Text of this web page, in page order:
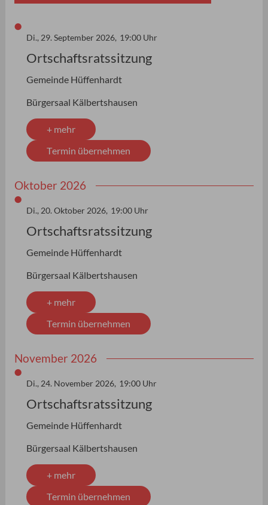
Di., 29. September 2026, 19:00 Uhr
Ortschaftsratssitzung
Gemeinde Hüffenhardt
Bürgersaal Kälbertshausen
+ mehr
Termin übernehmen
Oktober 2026
Di., 20. Oktober 2026, 19:00 Uhr
Ortschaftsratssitzung
Gemeinde Hüffenhardt
Bürgersaal Kälbertshausen
+ mehr
Termin übernehmen
November 2026
Di., 24. November 2026, 19:00 Uhr
Ortschaftsratssitzung
Gemeinde Hüffenhardt
Bürgersaal Kälbertshausen
+ mehr
Termin übernehmen